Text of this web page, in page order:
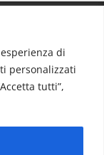
di
personalizzati
tutti”,